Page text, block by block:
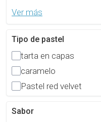
Ver más
Tipo de pastel
tarta en capas
caramelo
Pastel red velvet
Sabor